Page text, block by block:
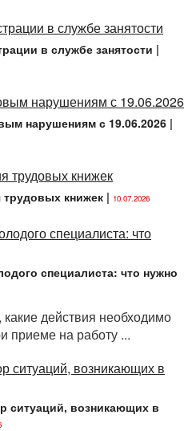
проведения
рабочем месте.
ЛОКАЛЬНОМУ
ПРОВОДИТЬСЯ
№ 175 работодатель
какого локального
инструктаж на
труда для профессий
работ (услуг);
организации
по охране труда
на рабочем
учетом требований
регулирующих
в службе занятости |
нарушениям с 19.06.2026 |
трудовых книжек | 10.07.2026
специалиста: что нужно
действия необходимо
приеме на работу ...
ситуаций, возникающих в